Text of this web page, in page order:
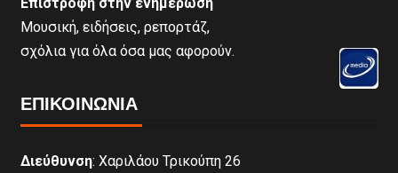
Μουσική, ειδήσεις, ρεπορτάζ,
σχόλια για όλα όσα μας αφορούν.
ΕΠΙΚΟΙΝΩΝΊΑ
Διεύθυνση: Χαριλάου Τρικούπη 26